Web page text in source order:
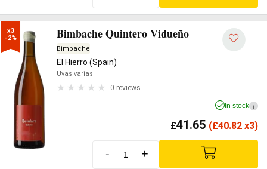
x3
-2%
Bimbache Quintero Vidueño
Bimbache
El Hierro (Spain)
Uvas varias
0 reviews
In stock i
£41.65 (£40.82 x3)
- +